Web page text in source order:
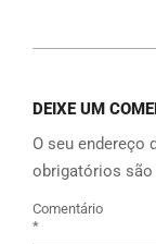
DEIXE UM
O seu endereço
obrigatórios
Comentário
*